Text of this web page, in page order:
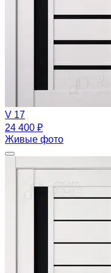
V 17
24 400 ₽
Живые фото